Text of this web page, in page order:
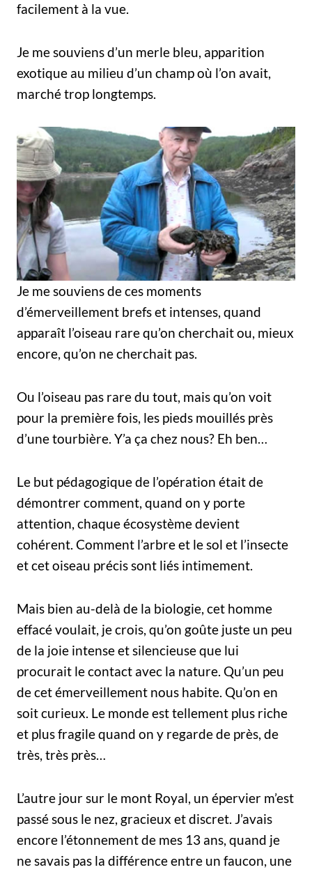
facilement à la vue.
Je me souviens d’un merle bleu, apparition
exotique au milieu d’un champ où l’on avait,
marché trop longtemps.
Je me souviens de ces moments
d’émerveillement brefs et intenses, quand
apparaît l’oiseau rare qu’on cherchait ou, mieux
encore, qu’on ne cherchait pas.
Ou l’oiseau pas rare du tout, mais qu’on voit
pour la première fois, les pieds mouillés près
d’une tourbière. Y’a ça chez nous? Eh ben…
Le but pédagogique de l’opération était de
démontrer comment, quand on y porte
attention, chaque écosystème devient
cohérent. Comment l’arbre et le sol et l’insecte
et cet oiseau précis sont liés intimement.
Mais bien au-delà de la biologie, cet homme
effacé voulait, je crois, qu’on goûte juste un peu
de la joie intense et silencieuse que lui
procurait le contact avec la nature. Qu’un peu
de cet émerveillement nous habite. Qu’on en
soit curieux. Le monde est tellement plus riche
et plus fragile quand on y regarde de près, de
très, très près…
L’autre jour sur le mont Royal, un épervier m’est
passé sous le nez, gracieux et discret. J’avais
encore l’étonnement de mes 13 ans, quand je
ne savais pas la différence entre un faucon, une